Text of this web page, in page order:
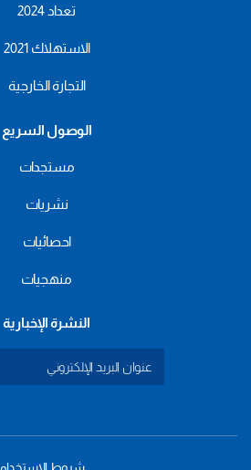
تعداد 2024
الاستهلاك 2021
التجارة الخارجية
الوصول السريع
مستجدات
نشريات
احصائيات
منهجيات
النشرة الإخبارية